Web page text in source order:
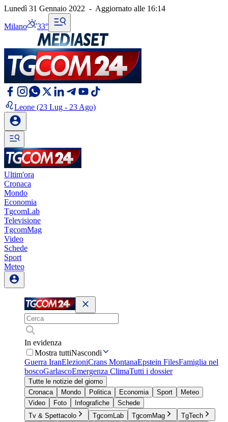
Lunedì 31 Gennaio 2022 - Aggiornato alle 16:14
Milano 33°
Leone (23 Lug - 23 Ago)
Ultim'ora
Cronaca
Mondo
Economia
TgcomLab
Televisione
TgcomMag
Video
Schede
Sport
Meteo
In evidenza
Mostra tuttiNascondi
Guerra IranElezioniCrans MontanaEpstein FilesFamiglia nel
boscoGarlascoEmergenza ClimaTutti i dossier
Tutte le notizie del giorno
Cronaca
Mondo Politica Economia Sport
Meteo
Video
Foto Infografiche
Schede
Tv & Spettacolo
TgcomLab TgcomMag
TgTech